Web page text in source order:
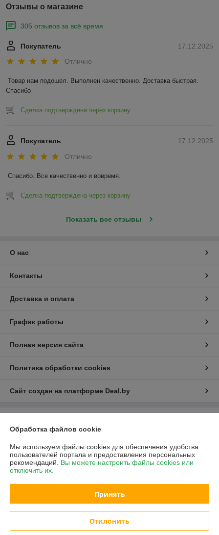
Отзывы о магазине
305 отзывов за всё время
17.12.2025
Покупатель
Отлично
Товар нам подошел. Выполнен качественно. Доставка быстрая.
Спасибо
Сделка подтверждена через корзину
17.12.2025
Покупатель
Отлично
Спасибо. Все качественно и вовремя.
Сделка подтверждена через корзину
Показать все отзывы
О нас
Контакты
Доставка и оплата
График работы
Полная версия сайта
Политика обработки cookies
Сайт создан на платформе Deal.by
Минск, 220049, ул.Кутузова, д. 12, комн. 3
Регистрационный номер ЕГР: 193956455
Регистрационный орган: Минский Горисполком
Местонахождение книги жалоб и предложений: Минск. Кутузова д.12
комн.3
Обработка файлов cookie
Мы используем файлы cookies для обеспечения удобства
пользователей портала и предоставления персональных
рекомендаций. Вы можете настроить файлы cookies или
отключить их.
Принять
Отклонить